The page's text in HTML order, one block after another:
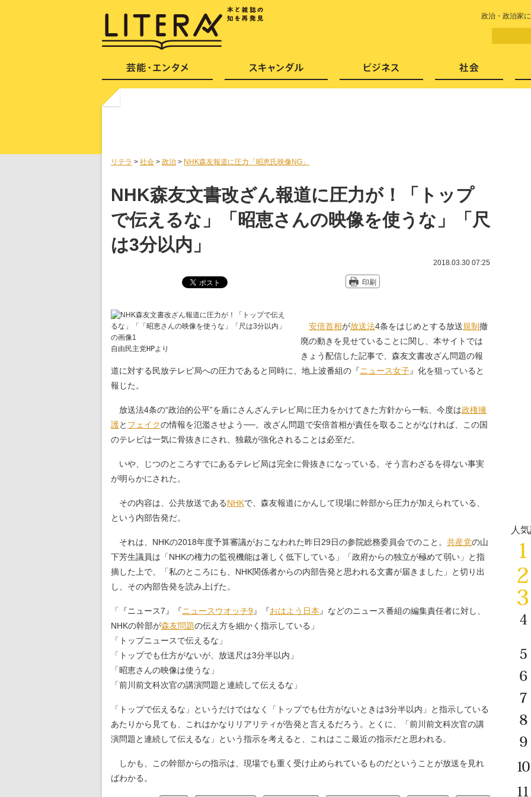
政治・政治家
リテラ > 社会 > 政治 > NHK森友報道に圧力「昭恵氏映像NG」
NHK森友文書改ざん報道に圧力が！「トップ
で伝えるな」「昭恵さんの映像を使うな」「尺
は3分以内」
2018.03.30 07:25
印刷
自由民主党HPより
安倍首相が放送法4条をはじめとする放送規制撤
廃の動きを見せていることに関し、本サイトでは
きょう配信した記事で、森友文書改ざん問題の報
道に対する民放テレビ局への圧力であると同時に、地上波番組の『ニュース女子』化を狙っていると
報じた。
放送法4条の“政治的公平”を盾にさんざんテレビ局に圧力をかけてきた方針から一転、今度は政権擁
護と フェイクの情報を氾濫させよう──。改ざん問題で安倍首相が責任を取ることがなければ、この国
のテレビは一気に骨抜きにされ、独裁が強化されることは必至だ。
いや、じつのところすでにあるテレビ局は完全に骨抜きになっている。そう言わざるを得ない事実
が明らかにされた。
その内容は、公共放送であるNHKで、森友報道にかんして現場に幹部から圧力が加えられている、
という内部告発だ。
それは、NHKの2018年度予算審議がおこなわれた昨日29日の参院総務委員会でのこと。 共産党の山
下芳生議員は「NHKの権力の監視機能は著しく低下している」「政府からの独立が極めて弱い」と指
摘した上で、「私のところにも、NHK関係者からの内部告発と思われる文書が届きました」と切り出
し、その内部告発を読み上げた。
「『ニュース7』『ニュースウオッチ9』『おはよう日本 』などのニュース番組の編集責任者に対し、
NHKの幹部が森友問題の伝え方を細かく指示している」
「トップニュースで伝えるな」
「トップでも仕方がないが、放送尺は3分半以内」
「昭恵さんの映像は使うな」
「前川前文科次官の講演問題と連続して伝えるな」
「トップで伝えるな」というだけではなく「トップでも仕方がないときは3分半以内」と指示している
あたりから見ても、これはかなりリアリティが告発と言えるだろう。とくに、「前川前文科次官の講
演問題と連続して伝えるな」という指示を考えると、これはここ最近の指示だと思われる。
しかも、この幹部からの指示は、現場でも重く受け止められているものだということが放送を見れ
ばわかる。
人
芸能・エンタメ スキャンダル